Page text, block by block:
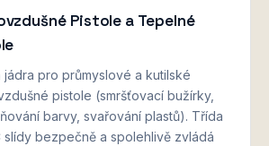
Pistole a Tepelné
jádra pro průmyslové a kutilské
pistole (smršťovací bužírky,
barvy, svařování plastů). Třída
slídy bezpečně a spolehlivě zvládá